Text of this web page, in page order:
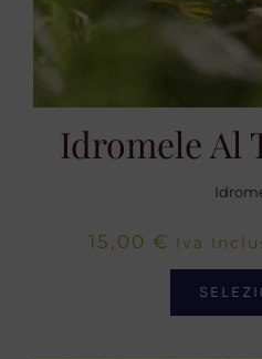
Idromele Al
15,00 € Iva